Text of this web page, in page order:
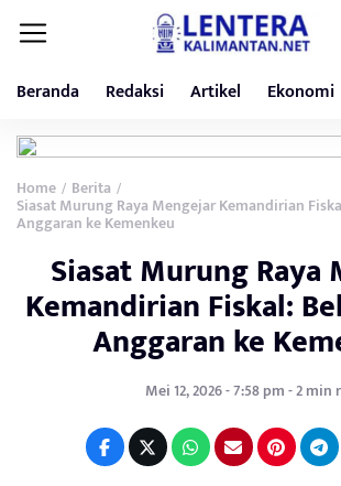
Beranda Redaksi Artikel Ekonomi
Home / Berita /
Siasat Murung Raya Mengejar Kemandirian
Anggaran ke Kemenkeu
Siasat Murung Raya
Kemandirian Fiskal:
Anggaran ke
Mei 12, 2026 - 7:58 pm - 2 min